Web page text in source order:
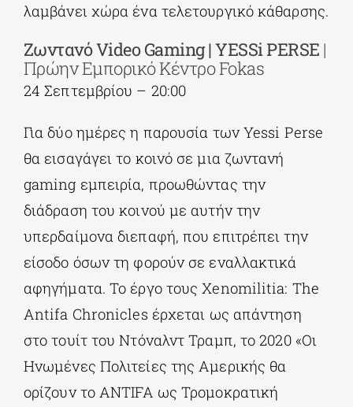
λαμβάνει χώρα ένα τελετουργικό κάθαρσης.
Ζωντανό Video Gaming | YESSi PERSE |
Πρώην Εμπορικό Κέντρο Fokas
24 Σεπτεμβρίου – 20:00
Για δύο ημέρες η παρουσία των Yessi Perse
θα εισαγάγει το κοινό σε μια ζωντανή
gaming εμπειρία, προωθώντας την
διάδραση του κοινού με αυτήν την
υπερδαίμονα διεπαφή, που επιτρέπει την
είσοδο όσων τη φορούν σε εναλλακτικά
αφηγήματα. Το έργο τους Χenomilitia: The
Antifa Chronicles έρχεται ως απάντηση
στο τουίτ του Ντόναλντ Τραμπ, το 2020 «Οι
Ηνωμένες Πολιτείες της Αμερικής θα
ορίζουν το ANTIFA ως Τρομοκρατική